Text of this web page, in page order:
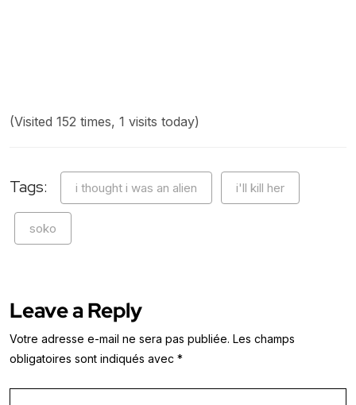
(Visited 152 times, 1 visits today)
Tags: i thought i was an alien i'll kill her
soko
Leave a Reply
Votre adresse e-mail ne sera pas publiée. Les champs
obligatoires sont indiqués avec *